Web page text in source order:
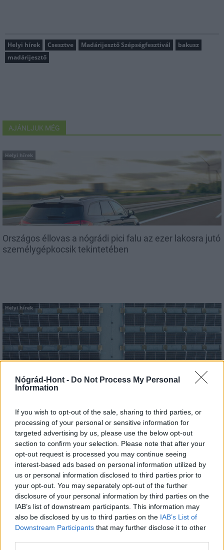
Nógrád-Hont - Do Not Process My Personal
Information
If you wish to opt-out of the sale, sharing to third parties, or
processing of your personal or sensitive information for
targeted advertising by us, please use the below opt-out
section to confirm your selection. Please note that after your
opt-out request is processed you may continue seeing
interest-based ads based on personal information utilized by
us or personal information disclosed to third parties prior to
your opt-out. You may separately opt-out of the further
disclosure of your personal information by third parties on the
IAB’s list of downstream participants. This information may
also be disclosed by us to third parties on the IAB’s List of
Downstream Participants that may further disclose it to other
Helyi hírek Csesztve Madárijesztő Szépségfesztivál
bakusz
madárijesztő
AJÁNLJUK MÉG
Helyi hírek
Országos éllovas a nógrádi pici falu az ezer lakosra jutó
személygépkocsik tekintetében
Helyi hírek
Három meghatározó épületét is fejlesztette
Helyi hírek
Vasárnap Nógrádot is eléri a legmagasabb